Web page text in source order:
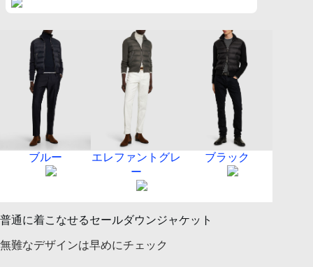
ブルー
エレファントグレ
ー
ブラック
普通に着こなせるセールダウンジャケット
無難なデザインは早めにチェック